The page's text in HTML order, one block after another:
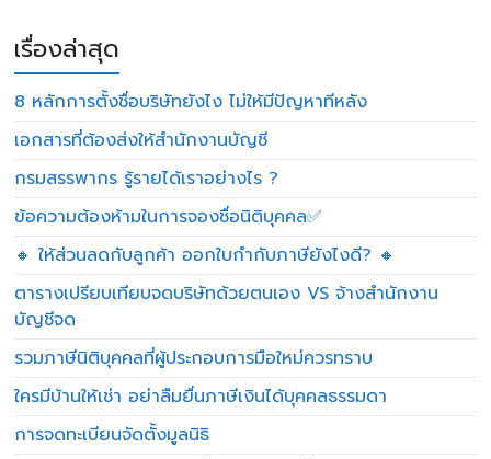
เรื่องล่าสุด
8 หลักการตั้งชื่อบริษัทยังไง ไม่ให้มีปัญหาทีหลัง
เอกสารที่ต้องส่งให้สำนักงานบัญชี
กรมสรรพากร รู้รายได้เราอย่างไร ?
ข้อความต้องห้ามในการจองชื่อนิติบุคคล✅
🔸 ให้ส่วนลดกับลูกค้า ออกใบกำกับภาษียังไงดี? 🔸
ตารางเปรียบเทียบจดบริษัทด้วยตนเอง VS จ้างสำนักงาน
บัญชีจด
รวมภาษีนิติบุคคลที่ผู้ประกอบการมือใหม่ควรทราบ
ใครมีบ้านให้เช่า อย่าลืมยื่นภาษีเงินได้บุคคลธรรมดา
การจดทะเบียนจัดตั้งมูลนิธิ